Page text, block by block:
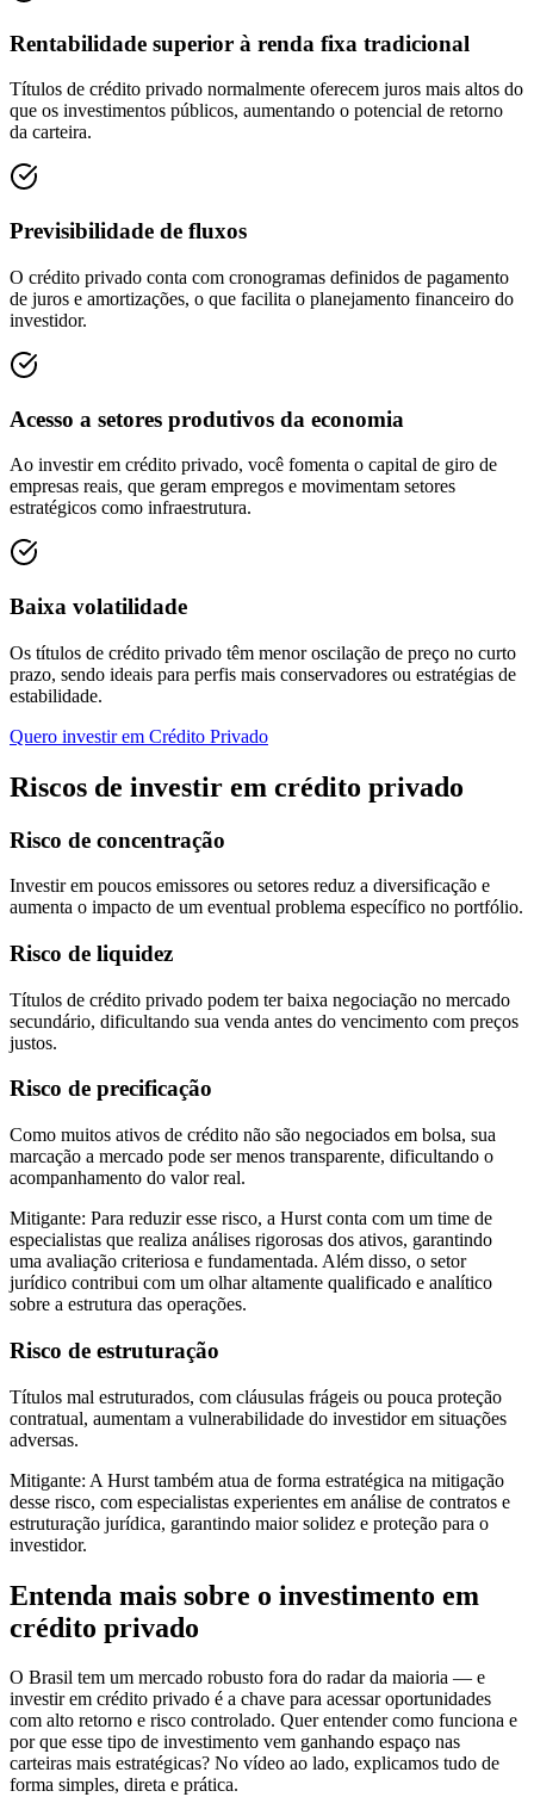
Rentabilidade superior à renda fixa tradicional
Títulos de crédito privado normalmente oferecem juros mais altos do
que os investimentos públicos, aumentando o potencial de retorno
da carteira.
Previsibilidade de fluxos
O crédito privado conta com cronogramas definidos de pagamento
de juros e amortizações, o que facilita o planejamento financeiro do
investidor.
Acesso a setores produtivos da economia
Ao investir em crédito privado, você fomenta o capital de giro de
empresas reais, que geram empregos e movimentam setores
estratégicos como infraestrutura.
Baixa volatilidade
Os títulos de crédito privado têm menor oscilação de preço no curto
prazo, sendo ideais para perfis mais conservadores ou estratégias de
estabilidade.
Quero investir em Crédito Privado
Riscos de investir em crédito privado
Risco de concentração
Investir em poucos emissores ou setores reduz a diversificação e
aumenta o impacto de um eventual problema específico no portfólio.
Risco de liquidez
Títulos de crédito privado podem ter baixa negociação no mercado
secundário, dificultando sua venda antes do vencimento com preços
justos.
Risco de precificação
Como muitos ativos de crédito não são negociados em bolsa, sua
marcação a mercado pode ser menos transparente, dificultando o
acompanhamento do valor real.
Mitigante: Para reduzir esse risco, a Hurst conta com um time de
especialistas que realiza análises rigorosas dos ativos, garantindo
uma avaliação criteriosa e fundamentada. Além disso, o setor
jurídico contribui com um olhar altamente qualificado e analítico
sobre a estrutura das operações.
Risco de estruturação
Títulos mal estruturados, com cláusulas frágeis ou pouca proteção
contratual, aumentam a vulnerabilidade do investidor em situações
adversas.
Mitigante: A Hurst também atua de forma estratégica na mitigação
desse risco, com especialistas experientes em análise de contratos e
estruturação jurídica, garantindo maior solidez e proteção para o
investidor.
Entenda mais sobre o investimento em
crédito privado
O Brasil tem um mercado robusto fora do radar da maioria — e
investir em crédito privado é a chave para acessar oportunidades
com alto retorno e risco controlado. Quer entender como funciona e
por que esse tipo de investimento vem ganhando espaço nas
carteiras mais estratégicas? No vídeo ao lado, explicamos tudo de
forma simples, direta e prática.